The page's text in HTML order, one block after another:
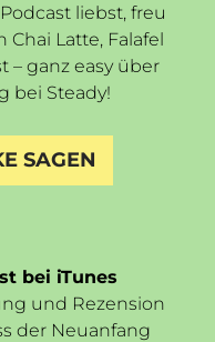
liebst, freu
Latte, Falafel
– ganz easy über
bei Steady!
SAGEN
bei iTunes
und Rezension
der Neuanfang